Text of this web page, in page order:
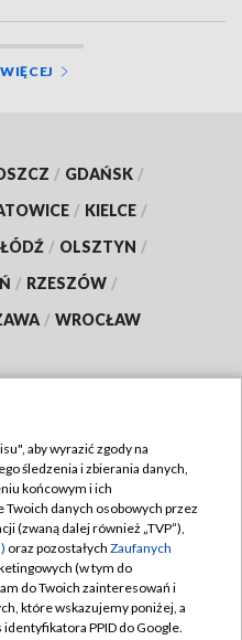
/ GDAŃSK /
/ KIELCE /
ŁÓDŹ / OLSZTYN /
/ RZESZÓW /
/ WROCŁAW
TVP
aby wyrazić zgody na
śledzenia i zbierania danych,
końcowym i ich
danych osobowych przez
(zwaną dalej również „TVP”),
oraz pozostałych Zaufanych
(w tym do
do Twoich zainteresowań i
które wskazujemy poniżej, a
PPID do Google.